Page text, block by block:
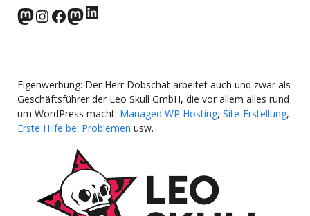
norden.social
Instagram
Facebook
wp-punks.social
LinkedIn
Eigenwerbung: Der Herr Dobschat arbeitet auch und zwar als
Geschäftsführer der Leo Skull GmbH, die vor allem alles rund
um WordPress macht: Managed WP Hosting, Site-Erstellung,
Erste Hilfe bei Problemen usw.